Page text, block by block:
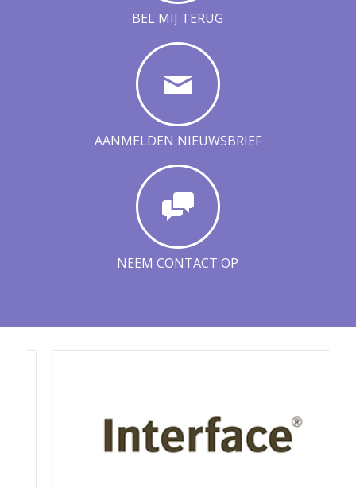
BEL MIJ TERUG
AANMELDEN NIEUWSBRIEF
NEEM CONTACT OP